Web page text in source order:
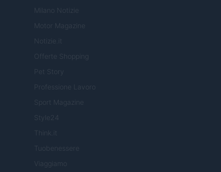
Milano Notizie
Motor Magazine
Notizie.it
Offerte Shopping
Pet Story
Professione Lavoro
Sport Magazine
Style24
Think.it
Tuobenessere
Viaggiamo